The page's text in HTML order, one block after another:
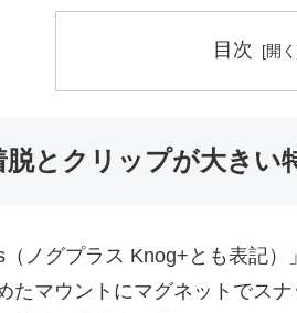
目次
とクリップが大きい
ノグプラス Knog+とも表記
たマウントにマグネットでス